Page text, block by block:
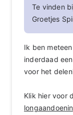
Te vinden
Groetjes
Ik ben
inderdaad
voor het
Klik hier voor